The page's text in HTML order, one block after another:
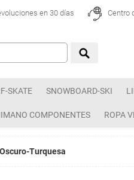
en 30 días Centro
SKATE SNOWBOARD-SKI
COMPONENTES ROPA
Turquesa